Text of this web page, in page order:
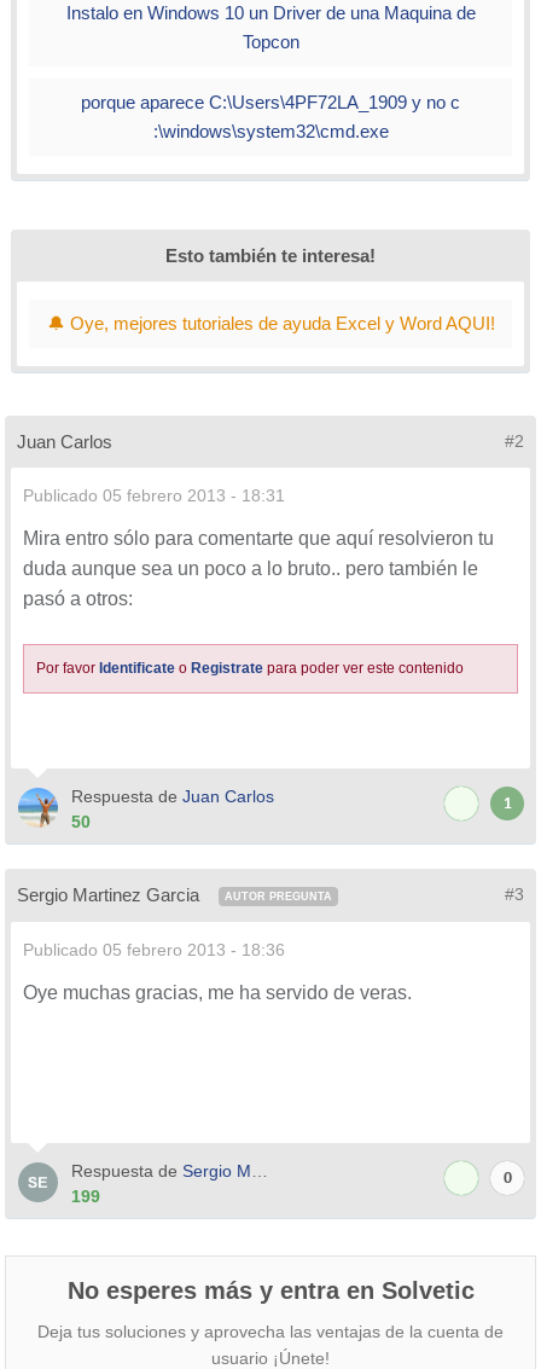
Instalo en Windows 10 un Driver de una Maquina de
Topcon
porque aparece C:\Users\4PF72LA_1909 y no c
:\windows\system32\cmd.exe
Esto también te interesa!
🔔 Oye, mejores tutoriales de ayuda Excel y Word AQUI!
Juan Carlos #2
Publicado 05 febrero 2013 - 18:31
Mira entro sólo para comentarte que aquí resolvieron tu
duda aunque sea un poco a lo bruto.. pero también le
pasó a otros:
Por favor Identificate o Registrate para poder ver este contenido
Respuesta de Juan Carlos
50
1
Sergio Martinez Garcia AUTOR PREGUNTA #3
Publicado 05 febrero 2013 - 18:36
Oye muchas gracias, me ha servido de veras.
Respuesta de Sergio Martinez Garcia
199
0
No esperes más y entra en Solvetic
Deja tus soluciones y aprovecha las ventajas de la cuenta de
usuario ¡Únete!